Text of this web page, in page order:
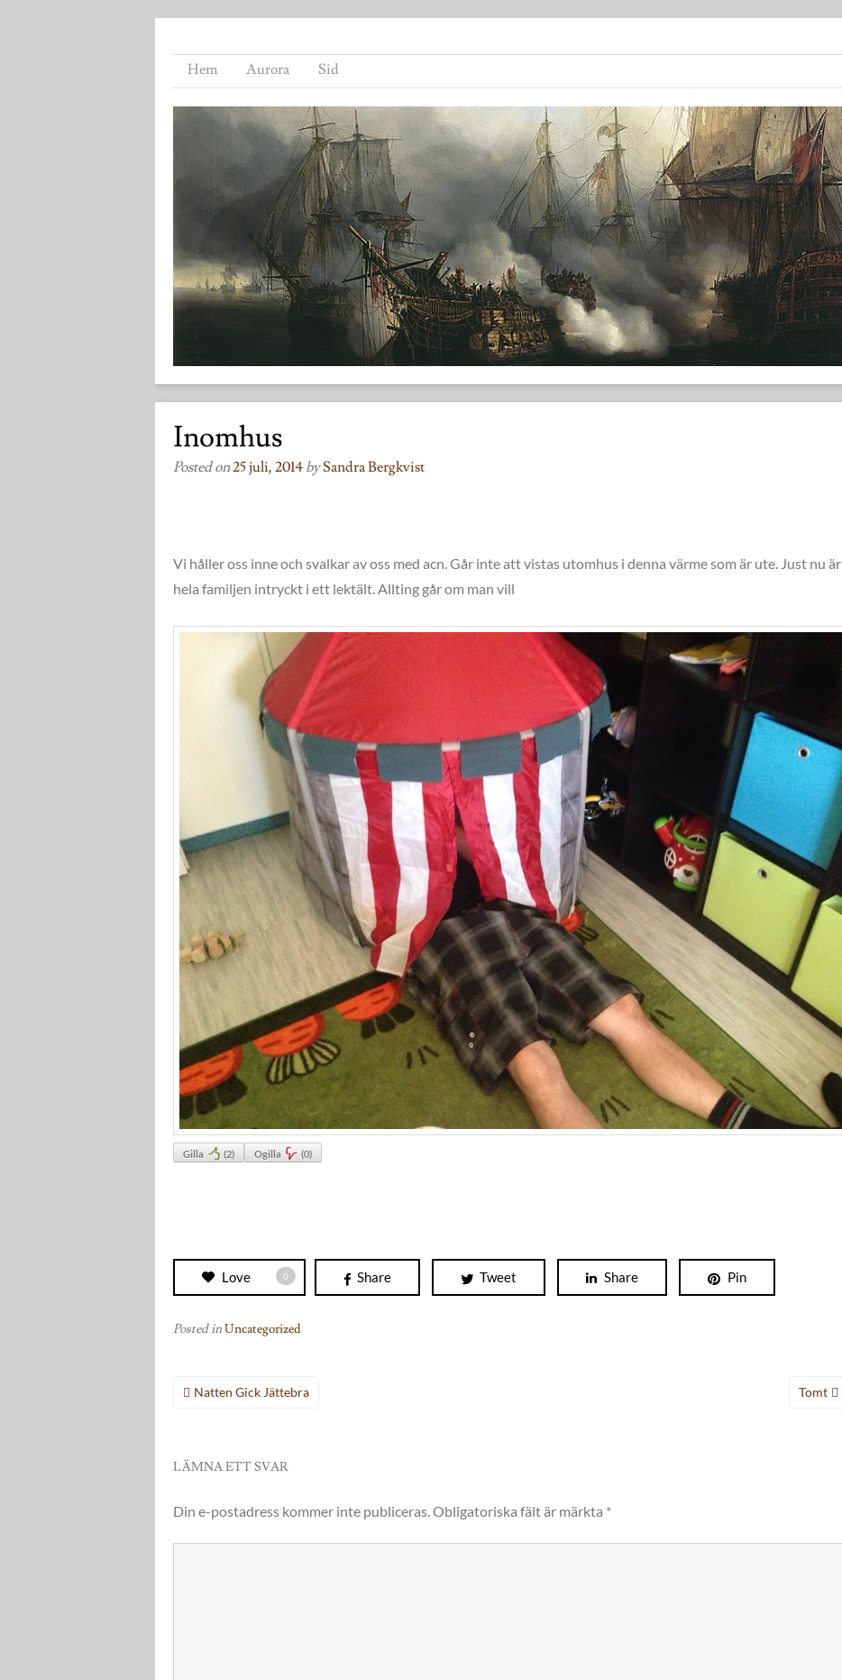
Hem Aurora Sid
Inomhus
Posted on25 juli, 2014 bySandra Bergkvist
Vi håller oss inne och svalkar av oss med acn. Går inte att vistas utomhus i denna värme som är ute. Just nu är
hela familjen intryckt i ett lektält. Allting går om man vill
Gilla (2) Ogilla (0)
Love 0 Share Tweet Share Pin
Posted inUncategorized
Inläggsnavigering
Natten Gick Jättebra Tomt
LÄMNA ETT SVAR
Din e-postadress kommer inte publiceras.Obligatoriska fält är märkta *